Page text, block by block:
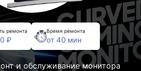
ремонта
₽
Время ремонта
от 40 мин
и обслуживание монитора